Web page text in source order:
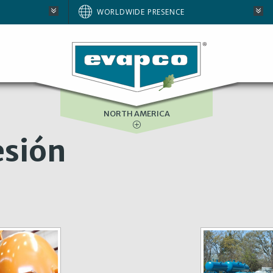
WORLDWIDE PRESENCE
BRAZIL
EUROPE
SOUTH AFRICA
NORTH AMERICA